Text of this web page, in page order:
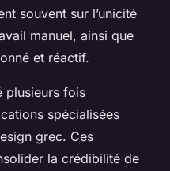
souvent sur l’unicité
manuel, ainsi que
et réactif.
plusieurs fois
spécialisées
grec. Ces
la crédibilité de